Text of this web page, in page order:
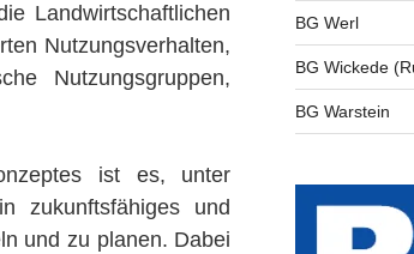
Landwirtschaftlichen
Nutzungsverhalten,
Nutzungsgruppen,
ist es, unter
zukunftsfähiges und
und zu planen. Dabei
BG Werl
BG Wickede
BG Warstein